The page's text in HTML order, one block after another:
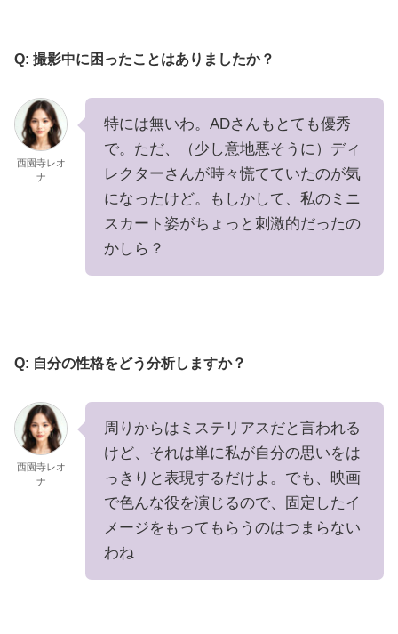
Q: 撮影中に困ったことはありましたか？
西園寺レオ
ナ
特には無いわ。ADさんもとても優秀
で。ただ、（少し意地悪そうに）ディ
レクターさんが時々慌てていたのが気
になったけど。もしかして、私のミニ
スカート姿がちょっと刺激的だったの
かしら？
Q: 自分の性格をどう分析しますか？
西園寺レオ
ナ
周りからはミステリアスだと言われる
けど、それは単に私が自分の思いをは
っきりと表現するだけよ。でも、映画
で色んな役を演じるので、固定したイ
メージをもってもらうのはつまらない
わね